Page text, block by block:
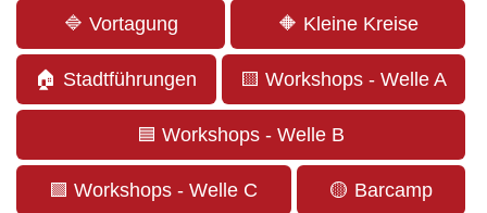
🔷 Vortagung 🔶 Kleine Kreise
🏠 Stadtführungen 🟨​ Workshops - Welle A
🟦 Workshops - Welle B
🟩 Workshops - Welle C 🟡 Barcamp